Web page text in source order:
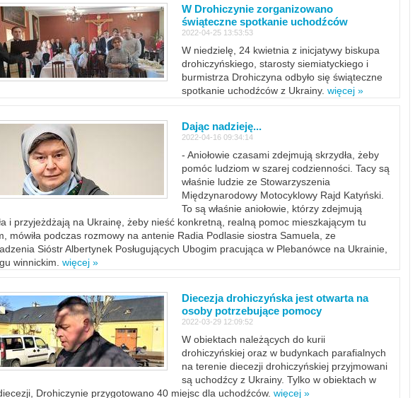
W Drohiczynie zorganizowano
świąteczne spotkanie uchodźców
2022-04-25 13:53:53
W niedzielę, 24 kwietnia z inicjatywy biskupa
drohiczyńskiego, starosty siemiatyckiego i
burmistrza Drohiczyna odbyło się świąteczne
spotkanie uchodźców z Ukrainy. więcej »
Dając nadzieję...
2022-04-16 09:34:14
- Aniołowie czasami zdejmują skrzydła, żeby
pomóc ludziom w szarej codzienności. Tacy są
właśnie ludzie ze Stowarzyszenia
Międzynarodowy Motocyklowy Rajd Katyński.
To są właśnie aniołowie, którzy zdejmują
i przyjeżdżają na Ukrainę, żeby nieść konkretną, realną pomoc mieszkającym tu
mówiła podczas rozmowy na antenie Radia Podlasie siostra Samuela, ze
Sióstr Albertynek Posługujących Ubogim pracująca w Plebanówce na Ukrainie,
winnickim. więcej »
Diecezja drohiczyńska jest otwarta na
osoby potrzebujące pomocy
2022-03-29 12:09:52
W obiektach należących do kurii
drohiczyńskiej oraz w budynkach parafialnych
na terenie diecezji drohiczyńskiej przyjmowani
są uchodźcy z Ukrainy. Tylko w obiektach w
Drohiczynie przygotowano 40 miejsc dla uchodźców. więcej »